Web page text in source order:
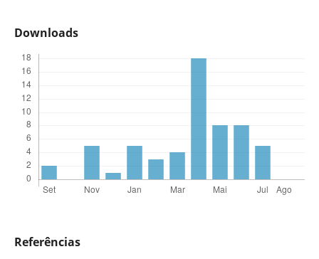
Downloads
Referências